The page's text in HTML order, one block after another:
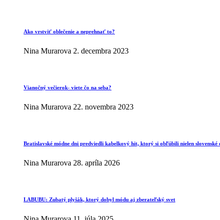
Ako vrstviť oblečenie a neprehnať to?
Nina Murarova 2. decembra 2023
Vianočný večierok- viete čo na seba?
Nina Murarova 22. novembra 2023
Bratislavské módne dni predviedli kabelkový hit, ktorý si obľúbili nielen slovenské
Nina Murarova 28. apríla 2026
LABUBU: Zubatý plyšák, ktorý dobyl módu aj zberateľský svet